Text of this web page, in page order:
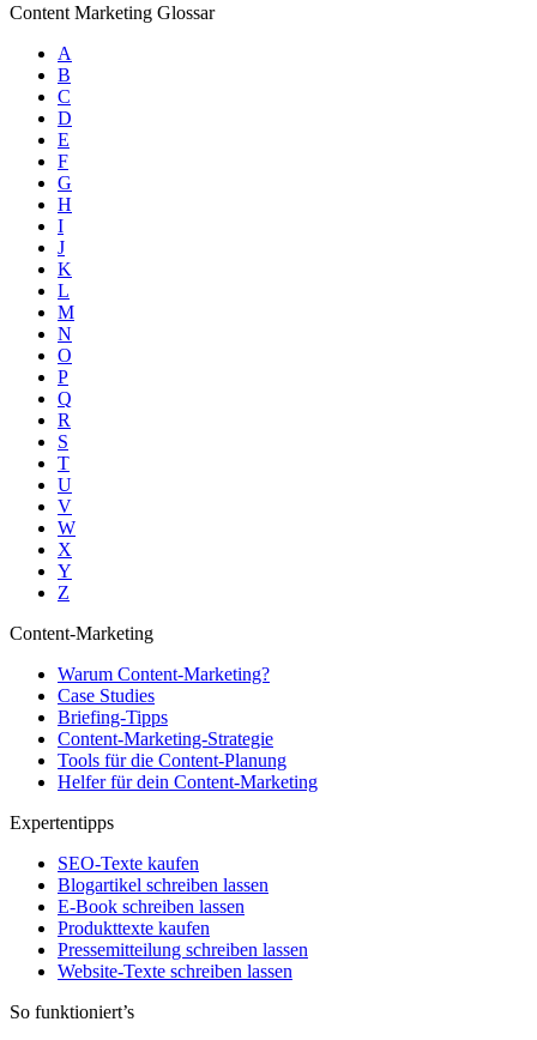
Content Marketing Glossar
A
B
C
D
E
F
G
H
I
J
K
L
M
N
O
P
Q
R
S
T
U
V
W
X
Y
Z
Content-Marketing
Warum Content-Marketing?
Case Studies
Briefing-Tipps
Content-Marketing-Strategie
Tools für die Content-Planung
Helfer für dein Content-Marketing
Expertentipps
SEO-Texte kaufen
Blogartikel schreiben lassen
E-Book schreiben lassen
Produkttexte kaufen
Pressemitteilung schreiben lassen
Website-Texte schreiben lassen
So funktioniert’s